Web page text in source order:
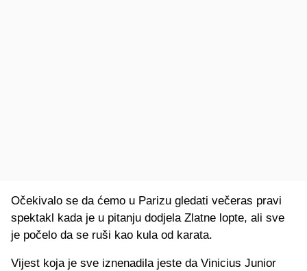
Očekivalo se da ćemo u Parizu gledati večeras pravi
spektakl kada je u pitanju dodjela Zlatne lopte, ali sve
je počelo da se ruši kao kula od karata.
Vijest koja je sve iznenadila jeste da Vinicius Junior